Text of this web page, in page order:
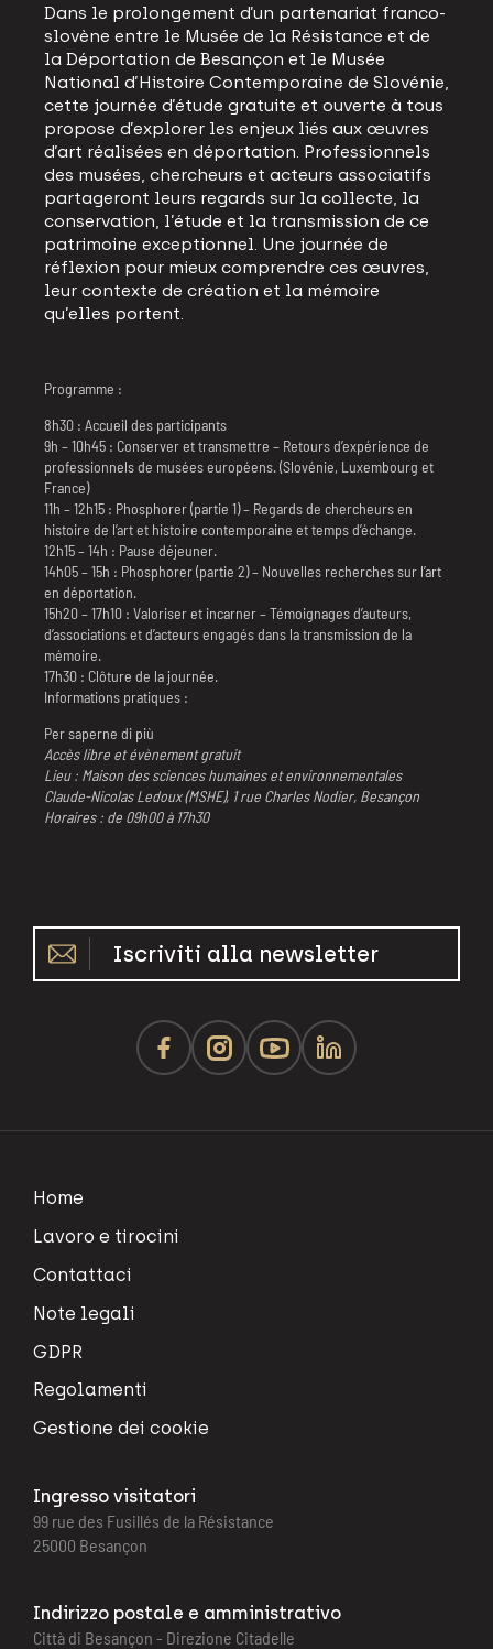
Dans le prolongement d’un partenariat franco-
slovène entre le Musée de la Résistance et de
la Déportation de Besançon et le Musée
National d’Histoire Contemporaine de Slovénie,
cette journée d’étude gratuite et ouverte à tous
propose d’explorer les enjeux liés aux œuvres
d’art réalisées en déportation. Professionnels
des musées, chercheurs et acteurs associatifs
partageront leurs regards sur la collecte, la
conservation, l’étude et la transmission de ce
patrimoine exceptionnel. Une journée de
réflexion pour mieux comprendre ces œuvres,
leur contexte de création et la mémoire
qu’elles portent.
Programme :
8h30 : Accueil des participants
9h – 10h45 : Conserver et transmettre – Retours d’expérience de
professionnels de musées européens. (Slovénie, Luxembourg et
France)
11h – 12h15 : Phosphorer (partie 1) – Regards de chercheurs en
histoire de l’art et histoire contemporaine et temps d’échange.
12h15 – 14h : Pause déjeuner.
14h05 – 15h : Phosphorer (partie 2) – Nouvelles recherches sur l’art
en déportation.
15h20 – 17h10 : Valoriser et incarner – Témoignages d’auteurs,
d’associations et d’acteurs engagés dans la transmission de la
mémoire.
17h30 : Clôture de la journée.
Informations pratiques :
Per saperne di più
Accès libre et évènement gratuit
Lieu : Maison des sciences humaines et environnementales
Claude-Nicolas Ledoux (MSHE), 1 rue Charles Nodier, Besançon
Horaires : de 09h00 à 17h30
Iscriviti alla newsletter
Home
Lavoro e tirocini
Contattaci
Note legali
GDPR
Regolamenti
Gestione dei cookie
Ingresso visitatori
99 rue des Fusillés de la Résistance
25000 Besançon
Indirizzo postale e amministrativo
Città di Besançon - Direzione Citadelle